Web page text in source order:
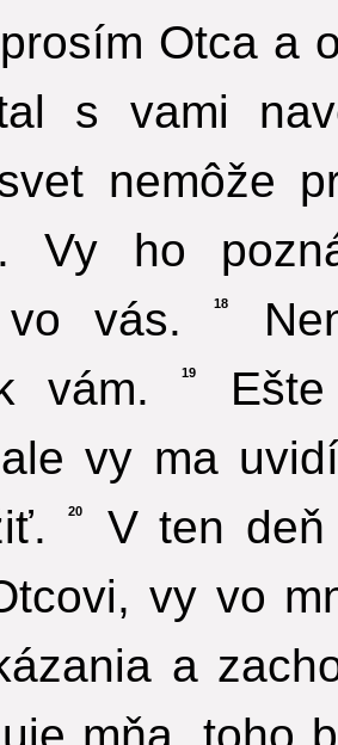
Otca a
s vami
nemôže
Vy ho
vás.
18
vám.
19
vy ma
20
V ten
vy vo
a